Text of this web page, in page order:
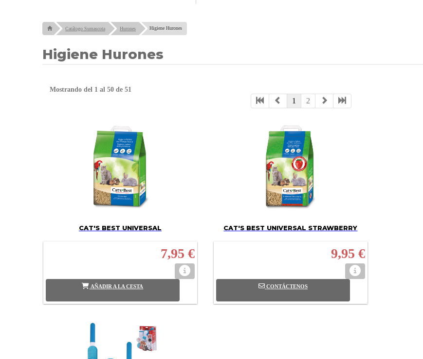
Catálogo Sumascota Hurones Higiene Hurones
Higiene Hurones
Mostrando del 1 al 50 de 51
1 2
CAT'S BEST UNIVERSAL
7,95 €
AÑADIR A LA CESTA
CAT'S BEST UNIVERSAL STRAWBERRY
9,95 €
CONTÁCTENOS